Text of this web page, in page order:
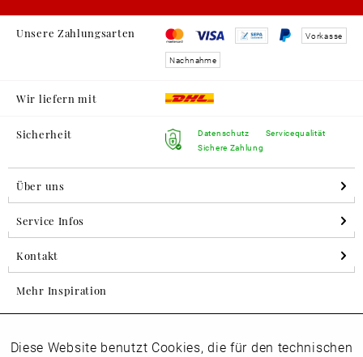
Unsere Zahlungsarten Vorkasse
Nachnahme
Wir liefern mit
Sicherheit
Datenschutz
Sichere Zahlung
Servicequalität
Über uns
Service Infos
Kontakt
Mehr Inspiration
Folgen Sie uns auf Instagram
Funktionale Aktiv
Diese Website benutzt Cookies, die für den technischen